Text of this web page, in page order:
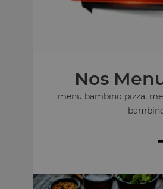
Nos
menu bambino pizza,